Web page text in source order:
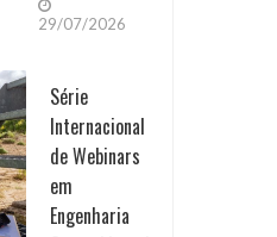
29/07/2026
Série
Internacional
de Webinars
em
Engenharia